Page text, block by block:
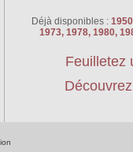
Déjà disponibles :
1973, 1978, 1980,
Feuilletez